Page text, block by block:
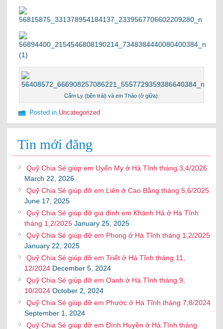
Cẩm Ly (bên trái) và em Thảo (ở giữa).
Posted in Uncategorized
Tin mới đăng
Quỹ Chia Sẻ giúp em Uyển My ở Hà Tĩnh tháng 3,4/2026
March 22, 2026
Quỹ Chia Sẻ giúp đỡ em Liên ở Cao Bằng tháng 5,6/2025
June 17, 2025
Quỹ Chia Sẻ giúp đỡ gia đình em Khánh Hà ở Hà Tĩnh
tháng 1,2/2025 January 25, 2025
Quỹ Chia Sẻ giúp đỡ em Phong ở Hà Tĩnh tháng 1,2/2025
January 22, 2025
Quỹ Chia Sẻ giúp đỡ em Triết ở Hà Tĩnh tháng 11,
12/2024 December 5, 2024
Quỹ Chia Sẻ giúp đỡ em Oanh ở Hà Tĩnh tháng 9,
10/2024 October 2, 2024
Quỹ Chia Sẻ giúp đỡ em Phước ở Hà Tĩnh tháng 7,8/2024
September 1, 2024
Quỹ Chia Sẻ giúp đỡ em Đình Huyền ở Hà Tĩnh tháng